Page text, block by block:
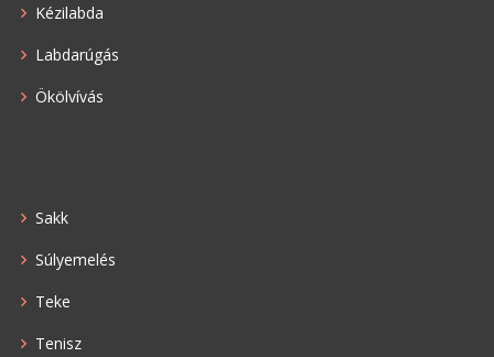
Kézilabda
Labdarúgás
Ökölvívás
Sakk
Súlyemelés
Teke
Tenisz